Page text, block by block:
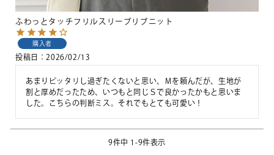
ふわっとタッチフリルスリーブリブニット
購入者
投稿日 2026/02/13
あまりピッタリし過ぎたくないと思い、Ｍを頼んだが、生地が
割と厚めだったため、いつもと同じＳで良かったかもと思いま
した。こちらの判断ミス。それでもとても可愛い！
9件中 1 -9件表示